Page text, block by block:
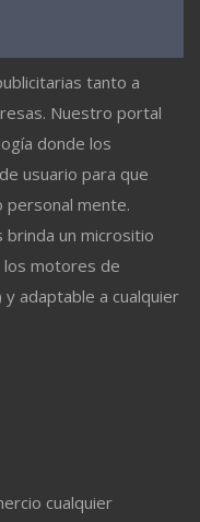
tanto a
Nuestro portal
donde los
usuario para que
personal mente.
un micrositio
motores de
adaptable a cualquier
cualquier